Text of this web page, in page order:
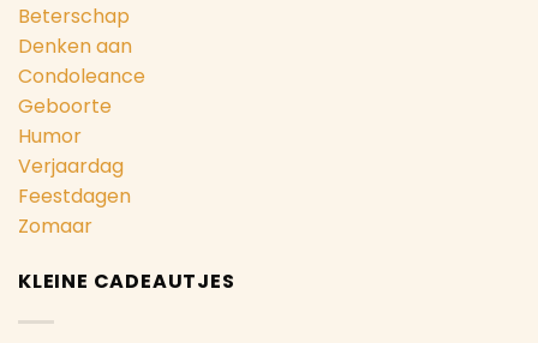
Beterschap
Denken aan
Condoleance
Geboorte
Humor
Verjaardag
Feestdagen
Zomaar
KLEINE CADEAUTJES